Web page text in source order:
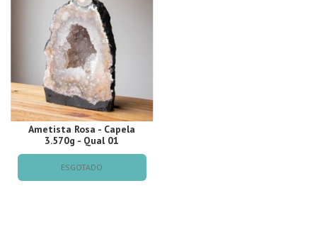
Ametista Rosa - Capela
3.570g - Qual 01
ESGOTADO